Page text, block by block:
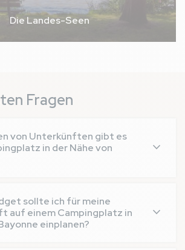
Die Landes-Seen
Fragen
von Unterkünften gibt es
in der Nähe von
in der Nähe von Bayonne.
sollte ich für meine
auf einem Campingplatz in
einplanen?